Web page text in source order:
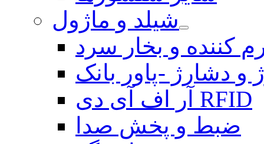
شیلد و ماژول
کننده و بخار سرد
و دشارژ -پاور بانک
آر اف آی دی RFID
ضبط و پخش صدا